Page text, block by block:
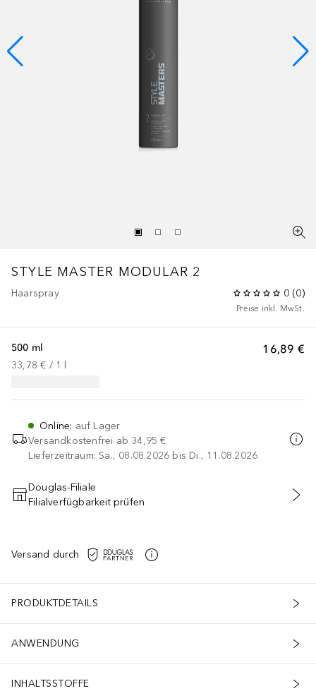
STYLE MASTER MODULAR 2
Haarspray 0 (0)
Preise inkl. MwSt.
16,89 €
500 ml
33,78 € / 1
Online: auf Lager
Versandkostenfrei ab 34,95 €
Lieferzeitraum: Sa., 08.08.2026 bis Di., 11.08.2026
IN DEN WARENKORB
Douglas-Filiale
Filialverfügbarkeit prüfen
Versand durch
PRODUKTDETAILS
ANWENDUNG
INHALTSSTOFFE